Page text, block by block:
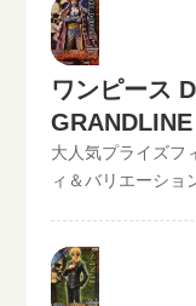
封品or未開封）ご
法でも仮買取査定
キャンペーン情報
取査定金額に納得
ームからお申込み
配キットが届いた
だけ。自宅から出
売れます！宅配買
お買取り可能です
無料です。JANコ
のような入力方法
る。開催中の買取
取中！！2022/06/
が遅れているもの
は全て最新の相場
ください。》ワン
GRANDLINE MEN
（未開封の場
ピースDXフィギ
査定金額に納得し
ムからお申込みく
ワンピース
ロジャーの
大人気プライズフ
ィ＆バリエーショ
取中！！2022/06/
が遅れているもの